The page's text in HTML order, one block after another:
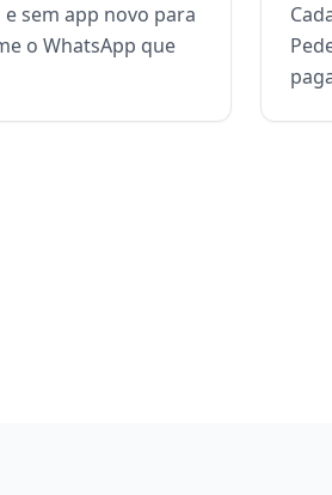
sem app novo para
o WhatsApp que